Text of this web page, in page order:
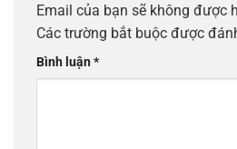
Email của bạn sẽ không được
Các trường bắt buộc được
Bình luận*